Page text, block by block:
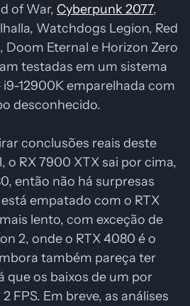
of War, Cyberpunk 2077,
Watchdogs Legion, Red
Doom Eternal e Horizon Zero
testadas em um sistema
12900K emparelhada com
desconhecido.
conclusões reais deste
o RX 7900 XTX sai por cima,
então não há surpresas
empatado com o RTX
lento, com exceção de
2, onde o RTX 4080 é o
também pareça ter
que os baixos de um por
FPS. Em breve, as análises